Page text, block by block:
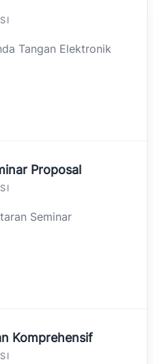
Tangan Elektronik
Proposal
Seminar
Komprehensif